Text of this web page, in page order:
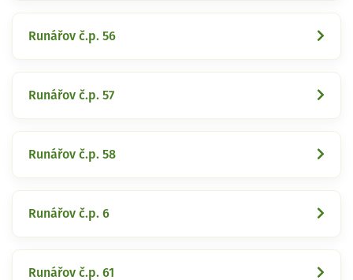
Runářov č.p. 56
Runářov č.p. 57
Runářov č.p. 58
Runářov č.p. 6
Runářov č.p. 61